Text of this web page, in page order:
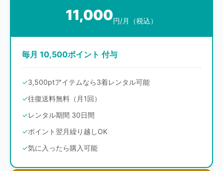
11,000円/月（税込）
毎月 10,500ポイント 付与
3,500ptアイテムなら3着レンタル可能
往復送料無料（月1回）
レンタル期間 30日間
ポイント翌月繰り越しOK
気に入ったら購入可能